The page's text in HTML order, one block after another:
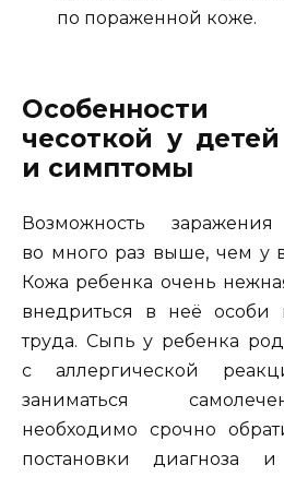
по пораженной коже.
Особенности
чесоткой у
и симптомы
Возможность
во много раз выше, чем у
Кожа ребенка очень
внедриться в неё особи
труда. Сыпь у ребенка
с аллергической
заниматься
необходимо срочно
постановки диагноза